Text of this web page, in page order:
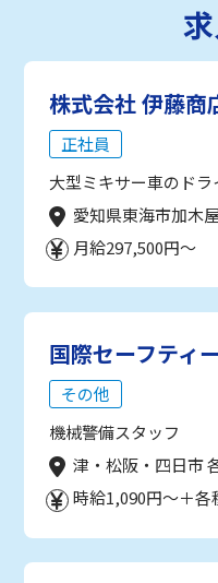
株式会社 伊藤商
正社員
大型ミキサー車のドラ
愛知県東海市加木
月給297,500円～
国際セーフティ
その他
機械警備スタッフ
津・松阪・四日市
時給1,090円～＋各